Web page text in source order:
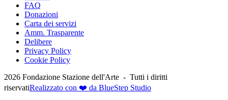
FAQ
Donazioni
Carta dei servizi
Amm. Trasparente
Delibere
Privacy Policy
Cookie Policy
2026 Fondazione Stazione dell'Arte - Tutti i diritti
riservatiRealizzato con ❤️ da BlueStep Studio